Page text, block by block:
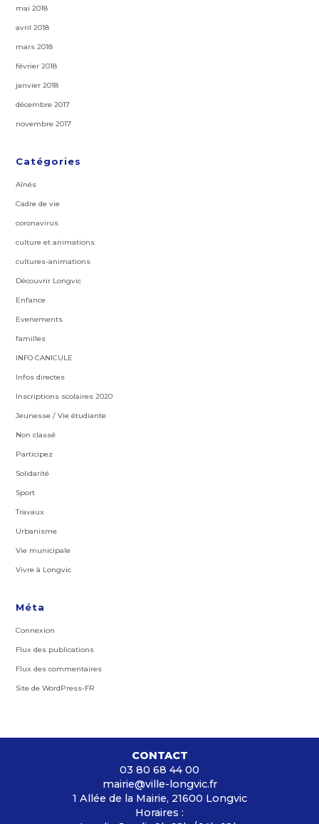
mai 2018
avril 2018
mars 2018
février 2018
janvier 2018
décembre 2017
novembre 2017
Catégories
Aînés
Cadre de vie
coronavirus
culture et animations
cultures-animations
Découvrir Longvic
Enfance
Evenements
familles
INFO CANICULE
Infos directes
Inscriptions scolaires 2020
Jeunesse / Vie étudiante
Non classé
Participez
Solidarité
Sport
Travaux
Urbanisme
Vie municipale
Vivre à Longvic
Méta
Connexion
Flux des publications
Flux des commentaires
Site de WordPress-FR
CONTACT
03 80 68 44 00
mairie@ville-longvic.fr
1 Allée de la Mairie, 21600 Longvic
Horaires :